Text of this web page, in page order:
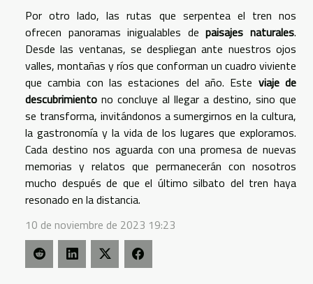
Por otro lado, las rutas que serpentea el tren nos
ofrecen panoramas inigualables depaisajes naturales.
Desde las ventanas, se despliegan ante nuestros ojos
valles, montañas y ríos que conforman un cuadro viviente
que cambia con las estaciones del año. Este viaje de
descubrimiento no concluye al llegar a destino, sino que
se transforma, invitándonos a sumergirnos en la cultura,
la gastronomía y la vida de los lugares que exploramos.
Cada destino nos aguarda con una promesa de nuevas
memorias y relatos que permanecerán con nosotros
mucho después de que el último silbato del tren haya
resonado en la distancia.
10 de noviembre de 2023 19:23